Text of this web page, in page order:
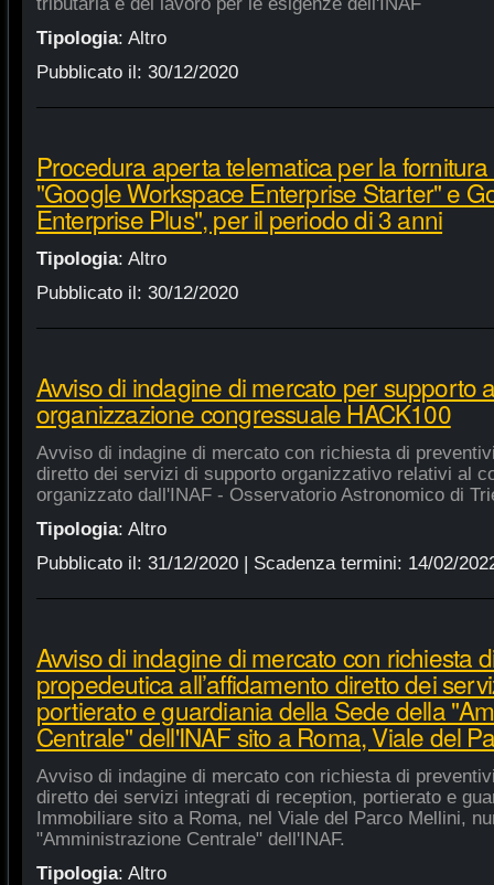
Tipologia: Altro
Pubblicato il: 30/12/2020
Procedura aperta telematica per la
"Google Workspace Enterprise Starter" e
Enterprise Plus", per il periodo di 3 anni
Tipologia: Altro
Pubblicato il: 30/12/2020
Avviso di indagine di mercato per supporto
organizzazione congressuale HACK100
Avviso di indagine di mercato con richiesta di
diretto dei servizi di supporto organizzativo relativi al
organizzato dall'INAF - Osservatorio Astronomico di
Tipologia: Altro
Pubblicato il: 31/12/2020| Scadenza termini: 14/02/
Avviso di indagine di mercato con richiesta
propedeutica all’affidamento diretto dei
portierato e guardiania della Sede della
Centrale" dell'INAF sito a Roma, Viale del
Avviso di indagine di mercato con richiesta di
diretto dei servizi integrati di reception, portierato e
Immobiliare sito a Roma, nel Viale del Parco Mellini,
"Amministrazione Centrale" dell'INAF.
Tipologia: Altro